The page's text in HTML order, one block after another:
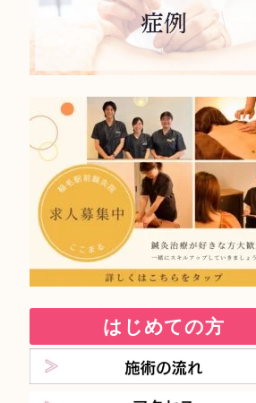
はじめての方